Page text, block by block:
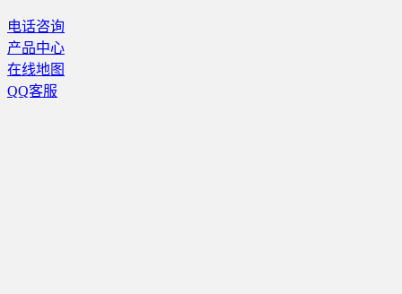
电话咨询
产品中心
在线地图
QQ客服